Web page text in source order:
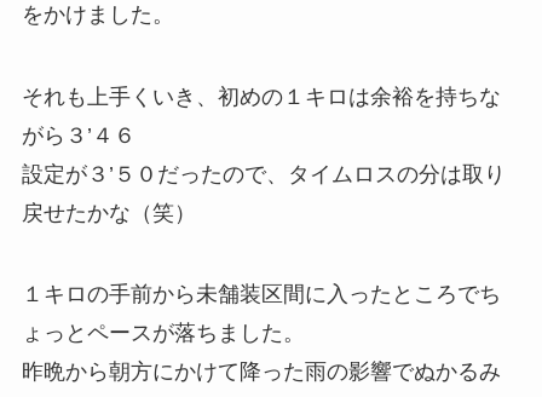
をかけました。
それも上手くいき、初めの１キロは余裕を持ちな
がら ３’４６
設定が３’５０だったので、タイムロスの分は取り
戻せたかな（笑）
１キロの手前から未舗装区間に入ったところでち
ょっとペースが落ちました。
昨晩から朝方にかけて降った雨の影響でぬかるみ